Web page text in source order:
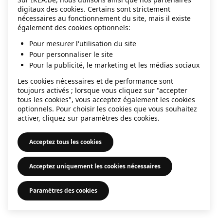
information).
digitaux des cookies. Certains sont strictement
nécessaires au fonctionnement du site, mais il existe
également des cookies optionnels:
Pour mesurer l'utilisation du site
Pour personnaliser le site
Pour la publicité, le marketing et les médias sociaux
Les cookies nécessaires et de performance sont
toujours activés ; lorsque vous cliquez sur "accepter
tous les cookies", vous acceptez également les cookies
optionnels. Pour choisir les cookies que vous souhaitez
activer, cliquez sur paramètres des cookies.
Acceptez tous les cookies
Acceptez uniquement les cookies nécessaires
Paramètres des cookies